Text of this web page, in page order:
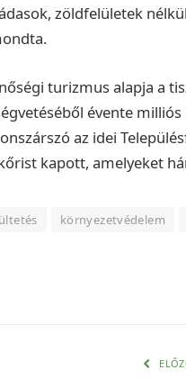
zöldfelületek
turizmus alapja a
évente
az idei
kapott, amelyeket
környezetvédelem